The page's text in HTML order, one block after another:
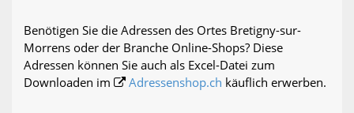
Benötigen Sie die Adressen des Ortes Bretigny-sur-
Morrens oder der Branche Online-Shops? Diese
Adressen können Sie auch als Excel-Datei zum
Downloaden im
Adressenshop.ch käuflich erwerben.